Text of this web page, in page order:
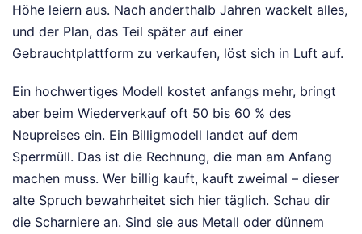
Höhe leiern aus. Nach anderthalb Jahren wackelt alles,
und der Plan, das Teil später auf einer
Gebrauchtplattform zu verkaufen, löst sich in Luft auf.
Ein hochwertiges Modell kostet anfangs mehr, bringt
aber beim Wiederverkauf oft 50 bis 60 % des
Neupreises ein. Ein Billigmodell landet auf dem
Sperrmüll. Das ist die Rechnung, die man am Anfang
machen muss. Wer billig kauft, kauft zweimal – dieser
alte Spruch bewahrheitet sich hier täglich. Schau dir
die Scharniere an. Sind sie aus Metall oder dünnem